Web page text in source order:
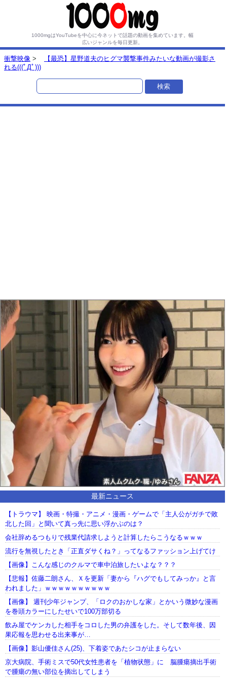
1000mgはYouTubeを中心に今ネットで話題の動画を集めています。 幅
広いジャンルを毎日更新。
衝撃映像 >
【最恐】星野道夫のヒグマ襲撃事件みたいな動画が撮影さ
れる(((ﾟДﾟ)))
最新ニュース
【トラウマ】 映画・特撮・アニメ・漫画・ゲームで「主人公がガチで敗
北した回」と聞いて真っ先に思い浮かぶのは？
会社辞めるつもりで残業代請求しようと計算したらこうなるｗｗｗ
流行を無視したとき「正直ダサくね？」ってなるファッション上げてけ
【画像】こんな感じのクルマで車中泊旅したいよな？？？
【悲報】佐藤二朗さん、Ｘを更新「妻から『ハグでもしてみっか』と言
われました」ｗｗｗｗｗｗｗｗｗｗ
【画像】 週刊少年ジャンプ、「ロクのおかしな家」とかいう微妙な漫画
を巻頭カラーにしたせいで100万部切る
飲み屋でケンカした相手をコロした男の弁護をした。そして数年後、因
果応報を思わせる出来事が…
【画像】影山優佳さん(25)、下着姿であたシコが止まらない
京大病院、手術ミスで50代女性患者を「植物状態」に 脳腫瘍摘出手術
で腫瘍の無い部位を摘出してしまう